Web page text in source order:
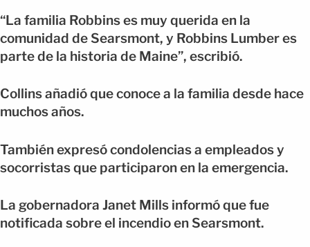
“La familia Robbins es muy querida en la
comunidad de Searsmont, y Robbins Lumber es
parte de la historia de Maine”, escribió.
Collins añadió que conoce a la familia desde hace
muchos años.
También expresó condolencias a empleados y
socorristas que participaron en la emergencia.
La gobernadora Janet Mills informó que fue
notificada sobre el incendio en Searsmont.